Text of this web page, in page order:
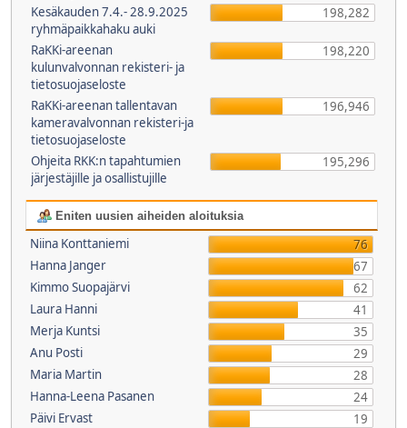
Kesäkauden 7.4.- 28.9.2025
ryhmäpaikkahaku auki
198,282
RaKKi-areenan
kulunvalvonnan rekisteri- ja
tietosuojaseloste
198,220
RaKKi-areenan tallentavan
kameravalvonnan rekisteri-ja
tietosuojaseloste
196,946
Ohjeita RKK:n tapahtumien
järjestäjille ja osallistujille
195,296
Eniten uusien aiheiden aloituksia
Niina Konttaniemi
76
Hanna Janger
67
Kimmo Suopajärvi
62
Laura Hanni
41
Merja Kuntsi
35
Anu Posti
29
Maria Martin
28
Hanna-Leena Pasanen
24
Päivi Ervast
19